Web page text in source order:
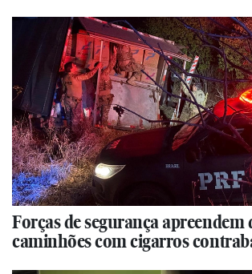
Forças de segurança apreendem
caminhões com cigarros